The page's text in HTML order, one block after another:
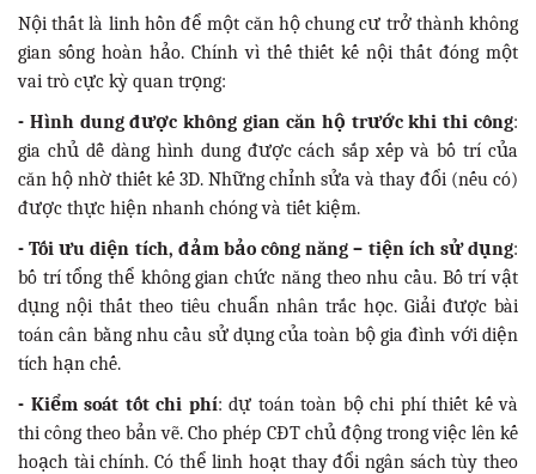
Nội thất là linh hồn để một căn hộ chung cư trở thành không
gian sống hoàn hảo. Chính vì thế thiết kế nội thất đóng một
vai trò cực kỳ quan trọng:
- Hình dung được không gian căn hộ trước khi thi công:
gia chủ dễ dàng hình dung được cách sắp xếp và bố trí của
căn hộ nhờ thiết kế 3D. Những chỉnh sửa và thay đổi (nếu có)
được thực hiện nhanh chóng và tiết kiệm.
- Tối ưu diện tích, đảm bảo công năng – tiện ích sử dụng:
bố trí tổng thể không gian chức năng theo nhu cầu. Bố trí vật
dụng nội thất theo tiêu chuẩn nhân trắc học. Giải được bài
toán cân bằng nhu cầu sử dụng của toàn bộ gia đình với diện
tích hạn chế.
- Kiểm soát tốt chi phí: dự toán toàn bộ chi phí thiết kế và
thi công theo bản vẽ. Cho phép CĐT chủ động trong việc lên kế
hoạch tài chính. Có thể linh hoạt thay đổi ngân sách tùy theo